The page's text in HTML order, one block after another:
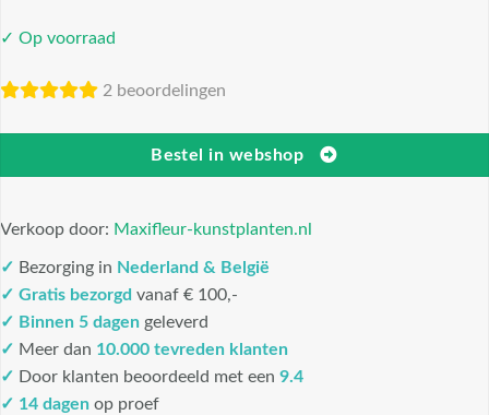
✓ Op voorraad
2 beoordelingen
Bestel in webshop
Verkoop door: Maxifleur-kunstplanten.nl
✓ Bezorging in Nederland & België
✓ Gratis bezorgd vanaf € 100,-
✓ Binnen 5 dagen geleverd
✓ Meer dan 10.000 tevreden klanten
✓ Door klanten beoordeeld met een 9.4
✓ 14 dagen op proef